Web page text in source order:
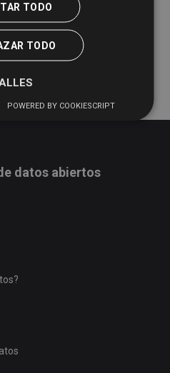
del Servicio de Bibliobús
datos abiertos
TODO
TODO
POWERED BY COOKIESCRIPT